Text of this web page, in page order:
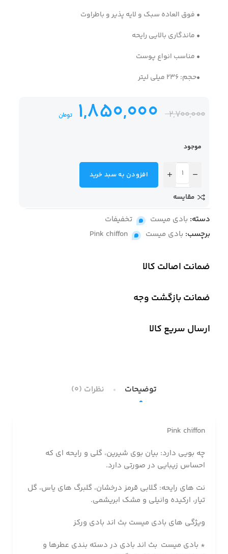
• فوق العاده سبک و لایه پذیر و باطراوت
• ماندگاری بالایی رایحه
• مناسب انواع پوست
•حجم: 236 میلی لیتر
2,700,000
1,850,000 تومان
موجود
افزودن به سبد خرید
مقایسه
دسته: بادی میست ,
تخفیفات
برچسب: بادی میست ,
Pink chiffon
ضمانت اصالت کالا
ضمانت بازگشت وجه
ارسال سریع کالا
توضیحات نظرات (0)
Pink chiffon
چه بویی دارد: بیان بوی شیرین، گلی و رایحه ای که
احساس زیبایی در صورتی دارد.
نت های رایحه: گلابی قرمز درخشان، گلبرگ های یاس، گل
تیار، ارکیده وانیلی و مشک ابریشمی.
ویژگی های بادی میست بث اند بادی ورکز
* بادی میست بث اند بادی در دسته بندی عطرها و